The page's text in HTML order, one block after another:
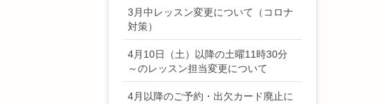
3月中レッスン変更について（コロナ
対策）
4月10日（土）以降の土曜11時30分
～のレッスン担当変更について
4月以降のご予約・出欠カード廃止に